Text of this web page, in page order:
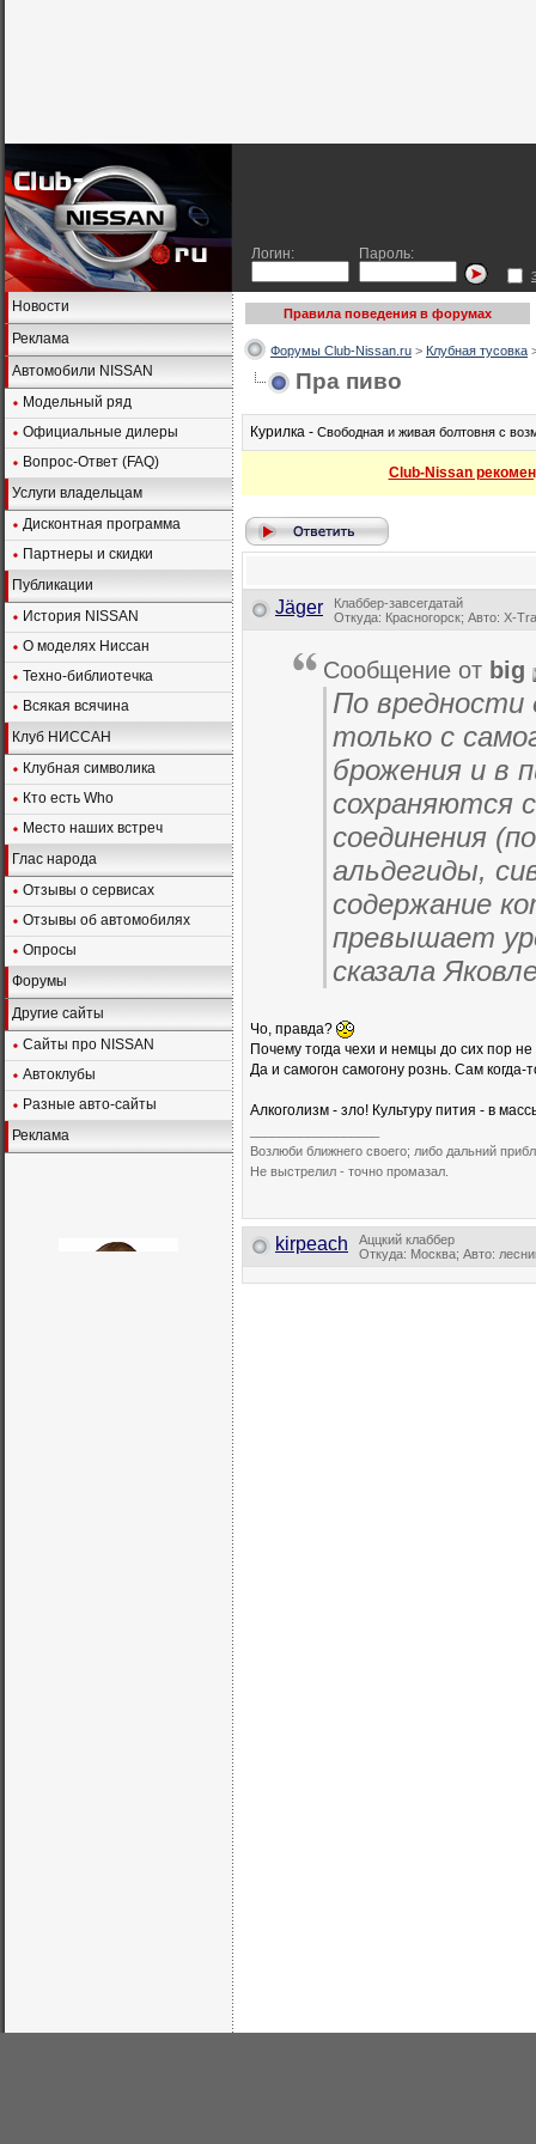
Логин: Пароль:
Новости
Реклама
Автомобили NISSAN
Модельный ряд
Официальные дилеры
Вопрос-Ответ (FAQ)
Услуги владельцам
Дисконтная программа
Партнеры и скидки
Публикации
История NISSAN
О моделях Ниссан
Техно-библиотечка
Всякая всячина
Клуб НИССАН
Клубная символика
Кто есть Who
Место наших встреч
Глас народа
Отзывы о сервисах
Отзывы об автомобилях
Опросы
Форумы
Другие сайты
Сайты про NISSAN
Автоклубы
Разные авто-сайты
Реклама
Правила поведения в форумах
Форумы Club-Nissan.ru > Клубная тусовка
Пра пиво
Курилка - Свободная и живая болтовня с
Club-Nissan
Jäger
Клаббер-завсегдатай
Откуда: Красногорск; Авто: X-
Сообщение от big
По вредности
только с
брожения и в
сохраняются
соединения
альдегиды,
содержание
превышает
сказала
Чо, правда?
Почему тогда чехи и немцы до сих пор
Да и самогон самогону рознь. Сам когда-
Алкоголизм - зло! Культуру пития - в
Возлюби ближнего своего; либо дальний
Не выстрелил - точно промазал.
kirpeach
Аццкий клаббер
Откуда: Москва; Авто: